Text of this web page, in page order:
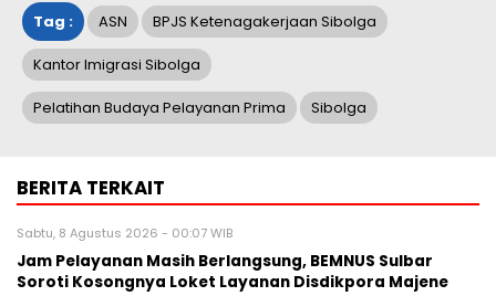
Tag : ASN BPJS Ketenagakerjaan Sibolga
Kantor Imigrasi Sibolga
Pelatihan Budaya Pelayanan Prima Sibolga
BERITA TERKAIT
Sabtu, 8 Agustus 2026 - 00:07 WIB
Jam Pelayanan Masih Berlangsung, BEMNUS Sulbar
Soroti Kosongnya Loket Layanan Disdikpora Majene